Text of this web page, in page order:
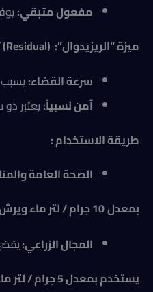
مفعول متبقي:
ميزة “الريزيدوال”: (Residual
سرعة القضاء:يسبب
آمن نسبياً:يعتبر
طريقة الاستخدام :
الصحة العامة
بمعدل10 جرام / لتر ماء ويرش باستخدام رشاشة يدوية أو ظهرية على الأسطح والجدران.
المجال الزراعي:
يستخدم بمعدل 5 جرام / لتر ماء رشاً على النباتات المصابة